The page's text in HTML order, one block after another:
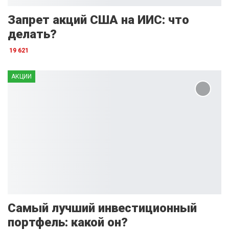
Запрет акций США на ИИС: что
делать?
19 621
АКЦИИ
Самый лучший инвестиционный
портфель: какой он?